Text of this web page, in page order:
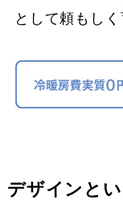
として頼もし
デザインと